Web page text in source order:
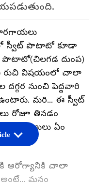
స్వీట్ పొటాటో కూడా
పొటాటో(చిలగడ దుంప)
రుచి విషయంలో చాలా
నుంచి పెద్దవారి
మరి... ఈ స్వీట్
రోజూ తినడం
నిపుణులు ఏం
ఆరోగ్యానికి చాలా
మనం